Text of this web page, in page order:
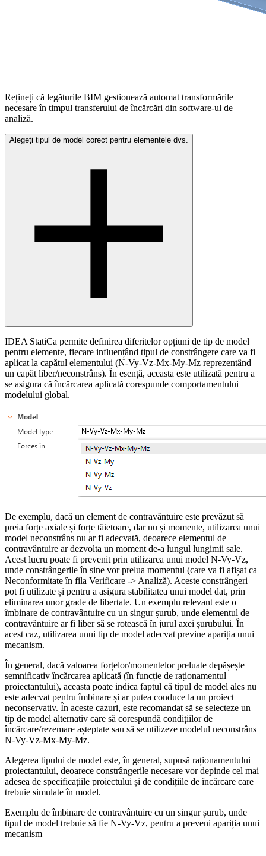
Rețineți că legăturile BIM gestionează automat transformările
necesare în timpul transferului de încărcări din software-ul de
analiză.
Alegeți tipul de model corect pentru elementele dvs.
IDEA StatiCa permite definirea diferitelor opțiuni de tip de model
pentru elemente, fiecare influențând tipul de constrângere care va fi
aplicat la capătul elementului (N-Vy-Vz-Mx-My-Mz reprezentând
un capăt liber/neconstrâns). În esență, aceasta este utilizată pentru a
se asigura că încărcarea aplicată corespunde comportamentului
modelului global.
De exemplu, dacă un element de contravântuire este prevăzut să
preia forțe axiale și forțe tăietoare, dar nu și momente, utilizarea unui
model neconstrâns nu ar fi adecvată, deoarece elementul de
contravântuire ar dezvolta un moment de-a lungul lungimii sale.
Acest lucru poate fi prevenit prin utilizarea unui model N-Vy-Vz,
unde constrângerile în sine vor prelua momentul (care va fi afișat ca
Neconformitate în fila Verificare -> Analiză). Aceste constrângeri
pot fi utilizate și pentru a asigura stabilitatea unui model dat, prin
eliminarea unor grade de libertate. Un exemplu relevant este o
îmbinare de contravântuire cu un singur șurub, unde elementul de
contravântuire ar fi liber să se rotească în jurul axei șurubului. În
acest caz, utilizarea unui tip de model adecvat previne apariția unui
mecanism.
În general, dacă valoarea forțelor/momentelor preluate depășește
semnificativ încărcarea aplicată (în funcție de raționamentul
proiectantului), aceasta poate indica faptul că tipul de model ales nu
este adecvat pentru îmbinare și ar putea conduce la un proiect
neconservativ. În aceste cazuri, este recomandat să se selecteze un
tip de model alternativ care să corespundă condițiilor de
încărcare/rezemare așteptate sau să se utilizeze modelul neconstrâns
N-Vy-Vz-Mx-My-Mz.
Alegerea tipului de model este, în general, supusă raționamentului
proiectantului, deoarece constrângerile necesare vor depinde cel mai
adesea de specificațiile proiectului și de condițiile de încărcare care
trebuie simulate în model.
Exemplu de îmbinare de contravântuire cu un singur șurub, unde
tipul de model trebuie să fie N-Vy-Vz, pentru a preveni apariția unui
mecanism